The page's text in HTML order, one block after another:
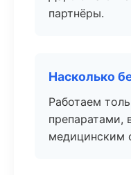
партнёры.
Насколько
Работаем
препаратами,
медицинским